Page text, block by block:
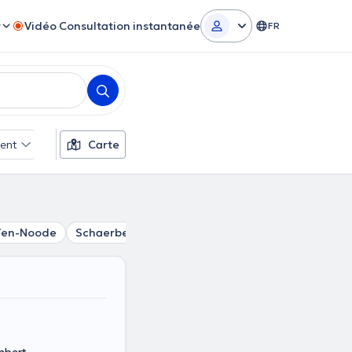
Vidéo Consultation instantanée FR
Filtres supplémentaires
Carte
Noode Schaerbeek